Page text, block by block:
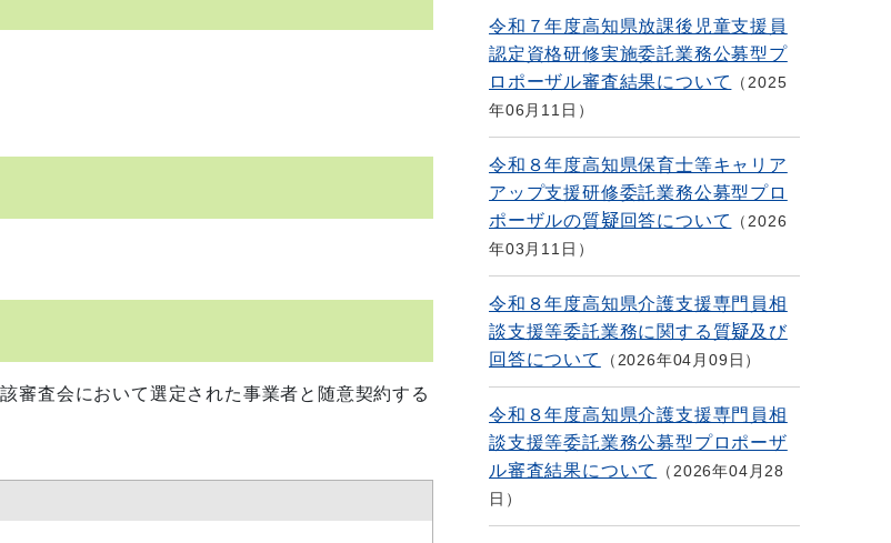
審査会において選定された事業者と随意契約する
令和７年度高知県放課後児童支援員
認定資格研修実施委託業務公募型プ
ロポーザル審査結果について
2025
年06月11日
令和８年度高知県保育士等キャリア
アップ支援研修委託業務公募型プロ
ポーザルの質疑回答について
2026
年03月11日
令和８年度高知県介護支援専門員相
談支援等委託業務に関する質疑及び
回答について
2026年04月09日
令和８年度高知県介護支援専門員相
談支援等委託業務公募型プロポーザ
ル審査結果について
2026年04月28
日